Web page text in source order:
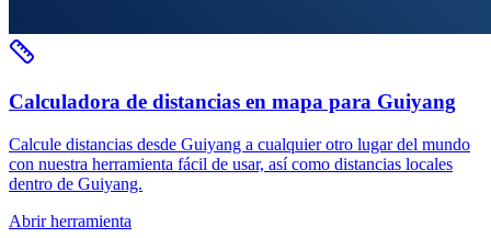
Calculadora de distancias en mapa para Guiyang
Calcule distancias desde Guiyang a cualquier otro lugar del mundo
con nuestra herramienta fácil de usar, así como distancias locales
dentro de Guiyang.
Abrir herramienta